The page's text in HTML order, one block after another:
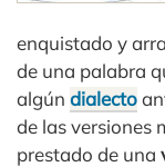
enquistado y
de una palabra
algún dialecto
de las versiones
prestado de una